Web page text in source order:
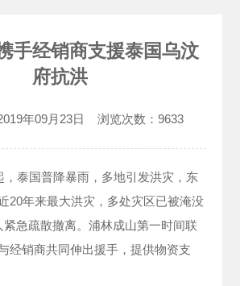
手经销商支援泰国乌汶
府抗洪
年09月23日 浏览次数： 9633
泰国普降暴雨，多地引发洪灾，东
20年来最大洪灾，多处灾区已被淹没
紧急疏散撤离。浦林成山第一时间联
经销商共同伸出援手，提供物资支